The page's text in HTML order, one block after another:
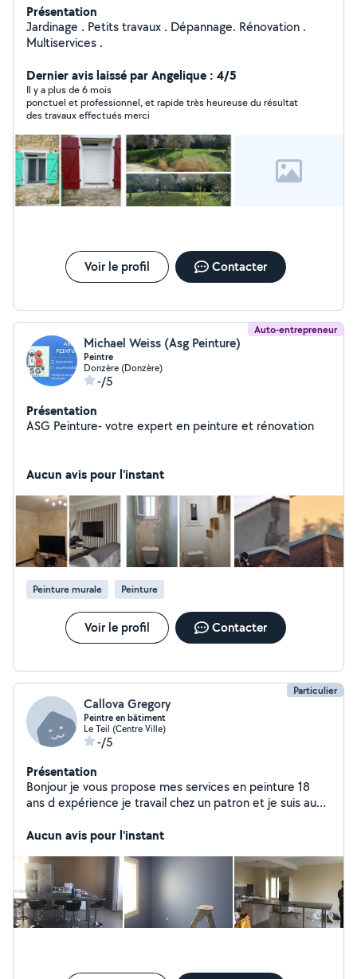
Présentation
Jardinage . Petits travaux . Dépannage. Rénovation .
Multiservices .
Dernier avis laissé par Angelique : 4/5
Il y a plus de 6 mois
ponctuel et professionnel, et rapide très heureuse du résultat
des travaux effectués merci
Voir le profil Contacter
Auto-entrepreneur
Michael Weiss (Asg Peinture)
Peintre
Donzère (Donzère)
-/5
Présentation
ASG Peinture- votre expert en peinture et rénovation
Aucun avis pour l'instant
Peinture murale Peinture
Voir le profil Contacter
Particulier
Callova Gregory
Peintre en bâtiment
Le Teil (Centre Ville)
-/5
Présentation
Bonjour je vous propose mes services en peinture 18
ans d expérience je travail chez un patron et je suis aussi
Aucun avis pour l'instant